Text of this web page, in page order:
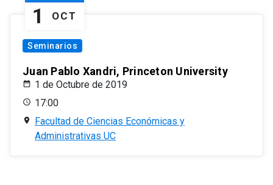
1 OCT
Seminarios
Juan Pablo Xandri, Princeton University
1 de Octubre de 2019
17:00
Facultad de Ciencias Económicas y
Administrativas UC